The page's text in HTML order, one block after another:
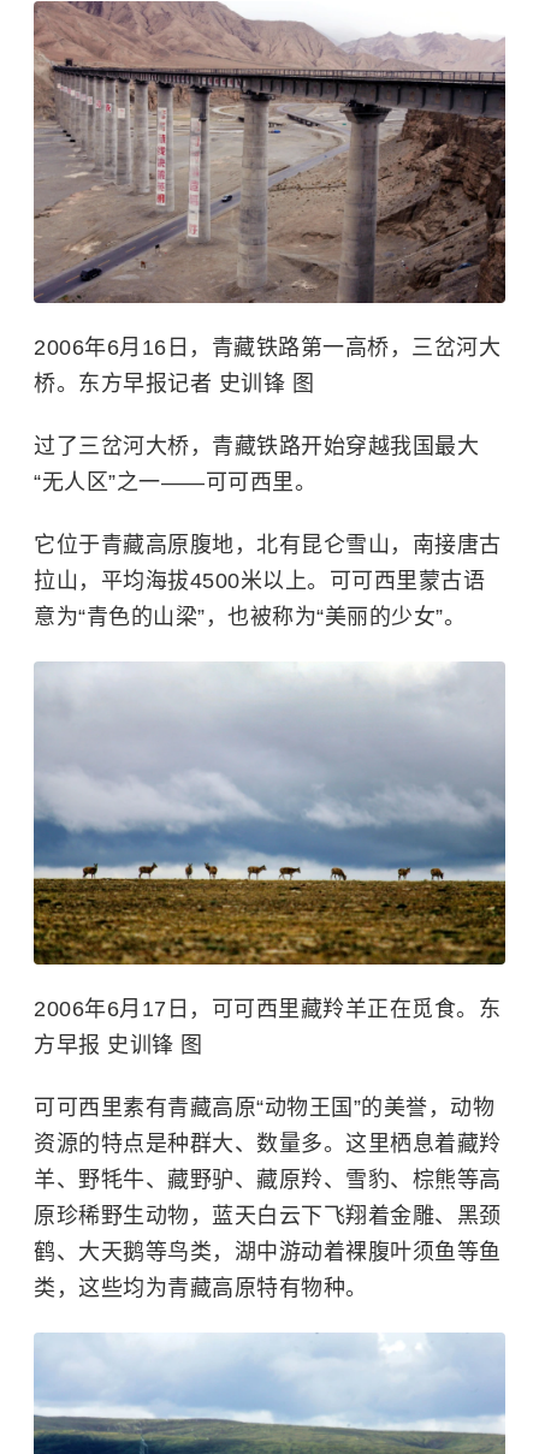
2006年6月16日，青藏铁路第一高桥，三岔河大
桥。东方早报记者 史训锋 图
过了三岔河大桥，青藏铁路开始穿越我国最大
“无人区”之一——可可西里。
它位于青藏高原腹地，北有昆仑雪山，南接唐古
拉山，平均海拔4500米以上。可可西里蒙古语
意为“青色的山梁”，也被称为“美丽的少女”。
2006年6月17日，可可西里藏羚羊正在觅食。东
方早报 史训锋 图
可可西里素有青藏高原“动物王国”的美誉，动物
资源的特点是种群大、数量多。这里栖息着藏羚
羊、野牦牛、藏野驴、藏原羚、雪豹、棕熊等高
原珍稀野生动物，蓝天白云下飞翔着金雕、黑颈
鹤、大天鹅等鸟类，湖中游动着裸腹叶须鱼等鱼
类，这些均为青藏高原特有物种。